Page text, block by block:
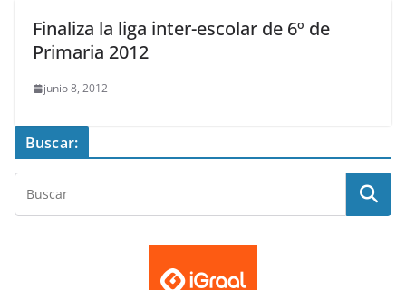
Finaliza la liga inter-escolar de 6º de
Primaria 2012
junio 8, 2012
Buscar: